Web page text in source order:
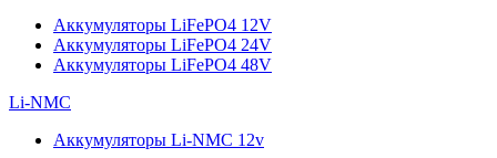
Аккумуляторы LiFePO4 12V
Аккумуляторы LiFePO4 24V
Аккумуляторы LiFePO4 48V
Li-NMC
Аккумуляторы Li-NMC 12v